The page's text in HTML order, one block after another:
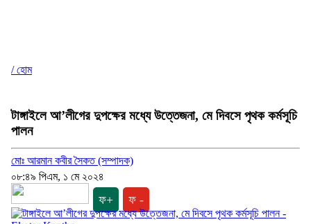
/ হোম
টাঙ্গাইলে আ’লীগের দুপক্ষের মধ্যে উত্তেজনা, মে দিবসে পৃথক কর্মসূচি
পালন
মোঃ আরমান কবীর সৈকত (সম্পাদক)
০৮:৪৯ পিএম, ১ মে ২০২৪
ফ+ ফ -